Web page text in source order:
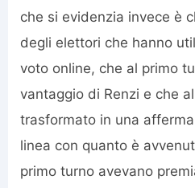
che si evidenzia invece è
degli elettori che hanno
voto online, che al primo
vantaggio di Renzi e che
trasformato in una
linea con quanto è
primo turno avevano